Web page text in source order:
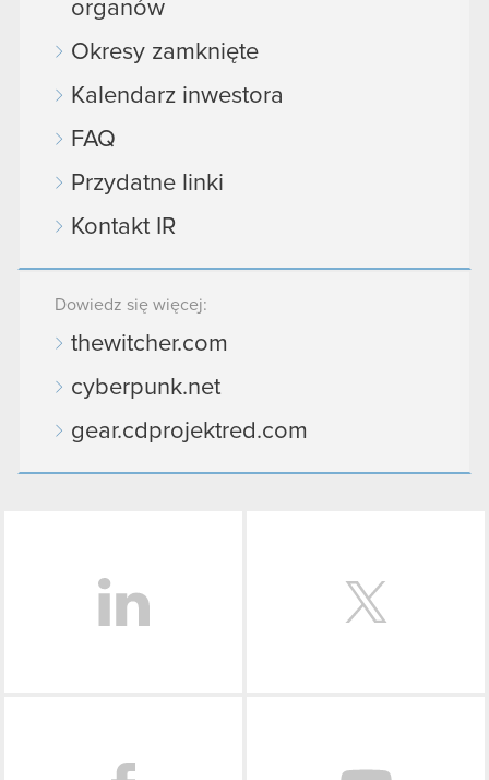
organów
Okresy zamknięte
Kalendarz inwestora
FAQ
Przydatne linki
Kontakt IR
Dowiedz się więcej:
thewitcher.com
cyberpunk.net
gear.cdprojektred.com